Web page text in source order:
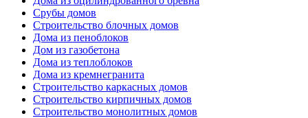
Срубы домов
Строительство блочных домов
Дома из пеноблоков
Дом из газобетона
Дома из теплоблоков
Дома из кремнегранита
Строительство каркасных домов
Строительство кирпичных домов
Строительство монолитных домов